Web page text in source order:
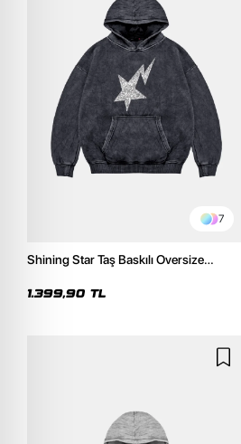
7
Shining Star Taş Baskılı Oversize
1.399,90 TL